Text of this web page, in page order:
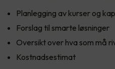
Planlegging av kurser og
Forslag til smarte løsninger
Oversikt over hva som må
Kostnadsestimat